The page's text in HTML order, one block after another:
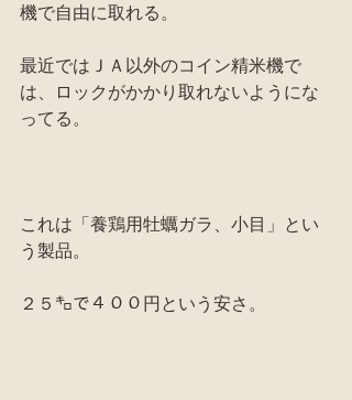
機で自由に取れる。
最近ではＪＡ以外のコイン精米機で
は、ロックがかかり取れないようにな
ってる。
これは「養鶏用牡蠣ガラ、小目」とい
う製品。
２５㌔で４００円という安さ。